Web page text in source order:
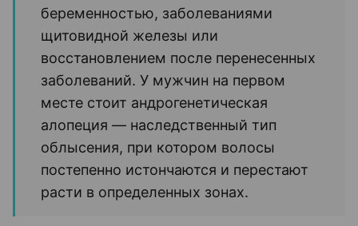
беременностью, заболеваниями
щитовидной железы или
восстановлением после перенесенных
заболеваний. У мужчин на первом
месте стоит андрогенетическая
алопеция — наследственный тип
облысения, при котором волосы
постепенно истончаются и перестают
расти в определенных зонах.